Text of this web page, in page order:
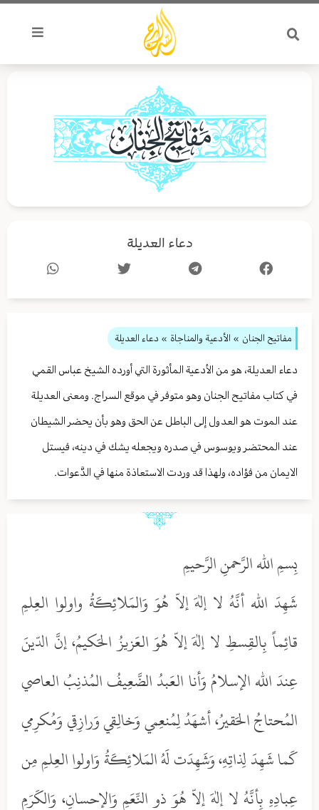
تخطي
المحتوى
دعاء العديلة
مفاتيح الجنان » الأدعية والمناجاة » دعاء العديلة
دعاء العديلة، هو من الأدعية المأثورة التي أورده الشيخ عباس القمي
في كتاب مفاتيح الجنان وهو متوفر في موقع السراج. ومعنى العديلة
عند الموت هو العدول إلى الباطل عن الحق وهو بأن يحضر الشيطان
عند المحتضر ويوسوس في صدره ويجعله يشك في دينه، فيستل
الايمان من فؤاده، ولهذا قد وردت الاستعاذة منها في الدَّعوات.
بِسمِ الله الرَّحمنِ الرَّحيمِ
شَهِدَ الله أنَّهُ لا إلهَ إلاّ هُوَ وَالمَلائِكَةُ واولوا العِلمِ
قائِماً بِالقِسطِ لا إلهَ إلاّ هُوَ العَزيزُ الحَكيمُ، إنَّ الدّينَ
عِندَ الله الإسلامُ وَأنا العَبدُ الضَّعِيفُ المُذنِبُ العاصي
المُحتاجُ الحَقيرُ، أشهَدُ لِمُنعِمي وَخالِقي وَرازِقي وَمُكرِمي
كَما شَهِدَ لِذاتِهِ، وَشَهِدَت لَهُ المَلائِكَةُ وَاولوا العِلمِ مِن
عِبادِهِ بِأنَّهُ لا إلهَ إلاّ هُوَ ذو النِّعَمِ وَالإحسانِ، وَالكَرَمِ